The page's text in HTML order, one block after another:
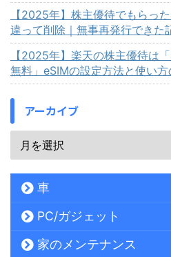
【2025年】株主優待でもらっ
違って削除｜無事再発行できた
【2025年】楽天の株主優待は
無料」eSIMの設定方法と使い方
アーカイブ
車
PC/ガジェット
家のメンテナンス